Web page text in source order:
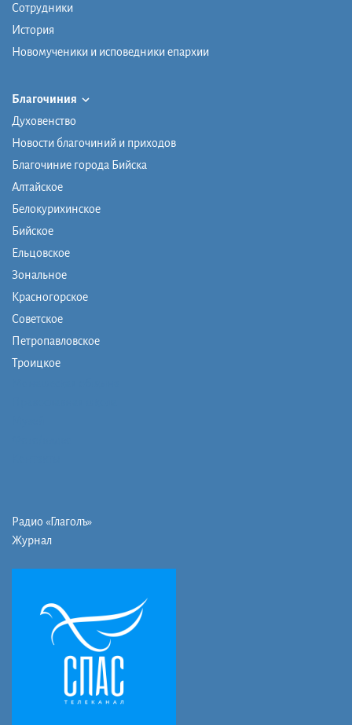
Сотрудники
История
Новомученики и исповедники епархии
Благочиния
Духовенство
Новости благочиний и приходов
Благочиние города Бийска
Алтайское
Белокурихинское
Бийское
Ельцовское
Зональное
Красногорское
Советское
Петропавловское
Троицкое
Радио «Глаголъ»
Журнал